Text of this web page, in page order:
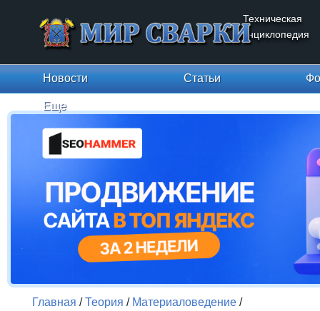
Техническая
энциклопедия
Новости Статьи
Еще
Главная /Теория / Материаловедение /